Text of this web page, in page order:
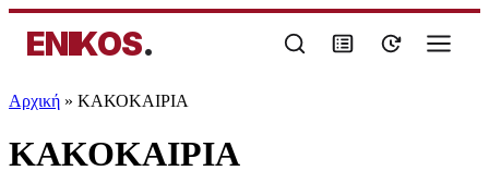
ENIKOS.
Αρχική » ΚΑΚΟΚΑΙΡΙΑ
ΚΑΚΟΚΑΙΡΙΑ